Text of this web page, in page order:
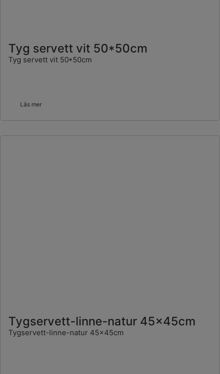
Tyg servett vit 50*50cm
Tyg servett vit 50*50cm
Läs mer
Tygservett-linne-natur 45x45cm
Tygservett-linne-natur 45x45cm